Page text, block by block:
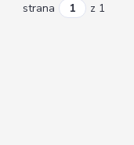
strana z 1